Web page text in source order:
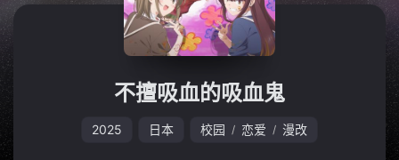
不擅吸血的吸血鬼
2025 日本 校园 / 恋爱 / 漫改